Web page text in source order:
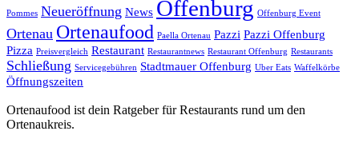
Pommes Neueröffnung News Offenburg Offenburg Event
Ortenau Ortenaufood Paella Ortenau Pazzi Pazzi Offenburg
Pizza Preisvergleich Restaurant Restaurantnews Restaurant Offenburg Restaurants
Schließung Servicegebühren Stadtmauer Offenburg Uber Eats Waffelkörbe
Öffnungszeiten
Ortenaufood ist dein Ratgeber für Restaurants rund um den
Ortenaukreis.